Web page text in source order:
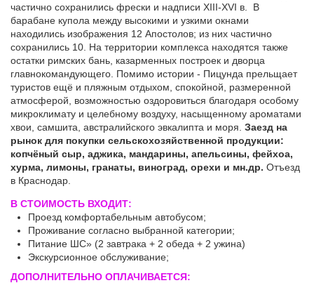
частично сохранились фрески и надписи XIII-XVI в. В
барабане купола между высокими и узкими окнами
находились изображения 12 Апостолов; из них частично
сохранились 10. На территории комплекса находятся также
остатки римских бань, казарменных построек и дворца
главнокомандующего. Помимо истории - Пицунда прельщает
туристов ещё и пляжным отдыхом, спокойной, размеренной
атмосферой, возможностью оздоровиться благодаря особому
микроклимату и целебному воздуху, насыщенному ароматами
хвои, самшита, австралийского эвкалипта и моря. Заезд на
рынок для покупки сельскохозяйственной продукции:
копчёный сыр, аджика, мандарины, апельсины, фейхоа,
хурма, лимоны, гранаты, виноград, орехи и мн.др. Отъезд
в Краснодар.
В СТОИМОСТЬ ВХОДИТ:
Проезд комфортабельным автобусом;
Проживание согласно выбранной категории;
Питание ШС» (2 завтрака + 2 обеда + 2 ужина)
Экскурсионное обслуживание;
ДОПОЛНИТЕЛЬНО ОПЛАЧИВАЕТСЯ: